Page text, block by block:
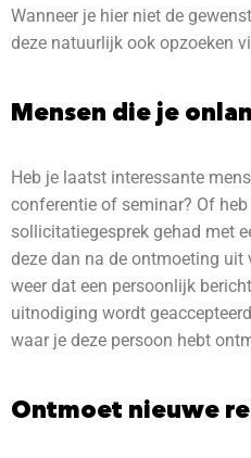
Wanneer je hier niet de
deze natuurlijk ook opzoeken
Mensen die je
Heb je laatst interessante
conferentie of seminar? Of
sollicitatiegesprek gehad met
deze dan na de ontmoeting uit
weer dat een persoonlijk
uitnodiging wordt
waar je deze persoon hebt
Ontmoet nieuwe